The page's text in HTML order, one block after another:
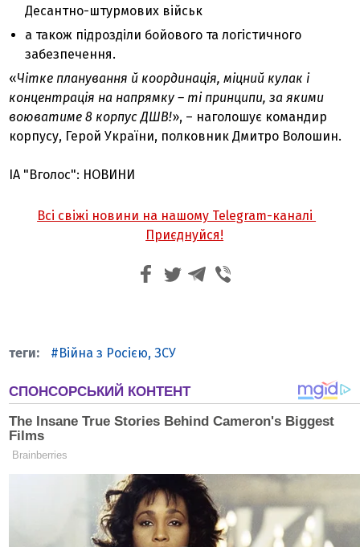
Десантно-штурмових військ
а також підрозділи бойового та логістичного
забезпечення.
«Чітке планування й координація, міцний кулак і
концентрація на напрямку – ті принципи, за якими
воюватиме 8 корпус ДШВ!», – наголошує командир
корпусу, Герой України, полковник Дмитро Волошин.
ІА "Вголос": НОВИНИ
Всі свіжі новини на нашому Telegram-каналі
Приєднуйся!
Війна з Росією, ЗСУ